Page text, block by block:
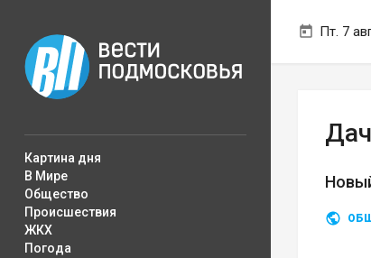
Пт. 7
Картина дня
В Мире
Общество
Происшествия
ЖКХ
Погода